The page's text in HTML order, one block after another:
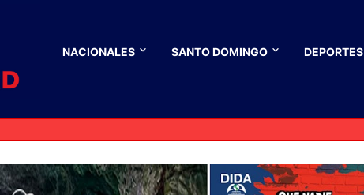
NACIONALES SANTO DOMINGO DEPORTES